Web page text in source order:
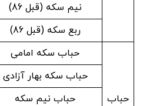
نیم سکه (قبل 86)
ربع سکه (قبل 86)
حباب
حباب سکه امامی
حباب سکه بهار آزادی
حباب نیم سکه